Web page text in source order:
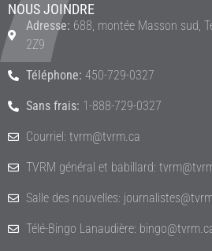
NOUS JOINDRE
Adresse: 688, montée Masson sud,
2Z9
Téléphone: 450-729-0327
Sans frais: 1-888-729-0327
Courriel: tvrm@tvrm.ca
TVRM général et babillard:
Salle des nouvelles:
Télé-Bingo Lanaudière: